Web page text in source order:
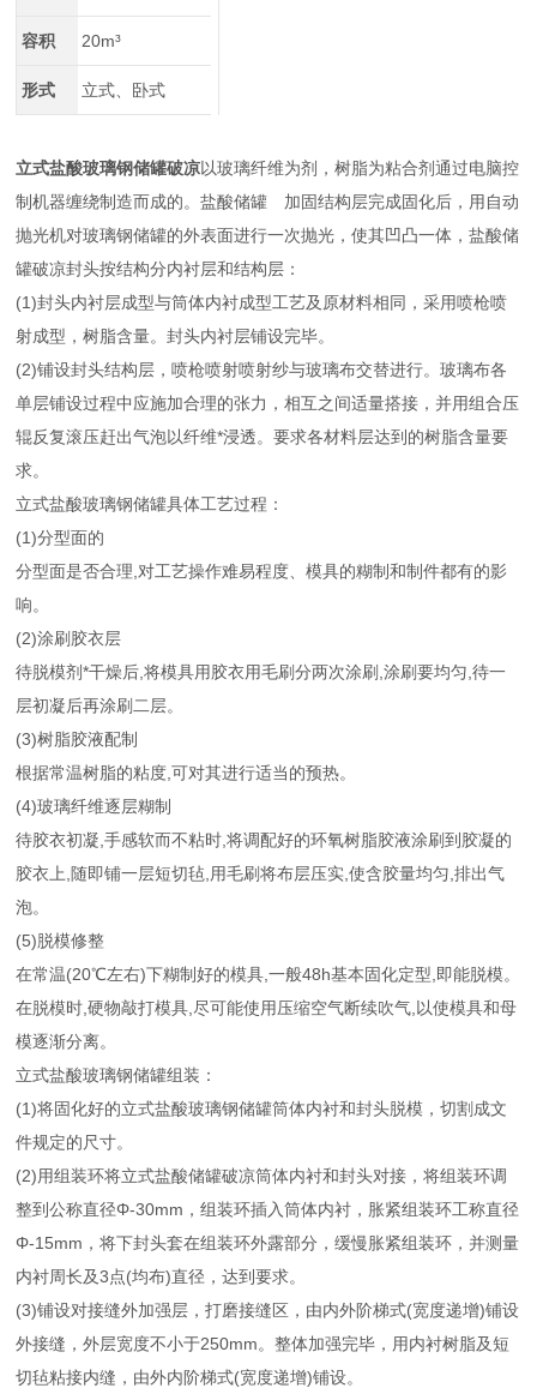
容积 20m³
形式 立式、卧式
立式盐酸玻璃钢储罐破凉以玻璃纤维为剂，树脂为粘合剂通过电脑控
制机器缠绕制造而成的。盐酸储罐 加固结构层完成固化后，用自动
抛光机对玻璃钢储罐的外表面进行一次抛光，使其凹凸一体，盐酸储
罐破凉封头按结构分内衬层和结构层：
(1)封头内衬层成型与筒体内衬成型工艺及原材料相同，采用喷枪喷
射成型，树脂含量。封头内衬层铺设完毕。
(2)铺设封头结构层，喷枪喷射喷射纱与玻璃布交替进行。玻璃布各
单层铺设过程中应施加合理的张力，相互之间适量搭接，并用组合压
辊反复滚压赶出气泡以纤维*浸透。要求各材料层达到的树脂含量要
求。
立式盐酸玻璃钢储罐具体工艺过程：
(1)分型面的
分型面是否合理,对工艺操作难易程度、模具的糊制和制件都有的影
响。
(2)涂刷胶衣层
待脱模剂*干燥后,将模具用胶衣用毛刷分两次涂刷,涂刷要均匀,待一
层初凝后再涂刷二层。
(3)树脂胶液配制
根据常温树脂的粘度,可对其进行适当的预热。
(4)玻璃纤维逐层糊制
待胶衣初凝,手感软而不粘时,将调配好的环氧树脂胶液涂刷到胶凝的
胶衣上,随即铺一层短切毡,用毛刷将布层压实,使含胶量均匀,排出气
泡。
(5)脱模修整
在常温(20℃左右)下糊制好的模具,一般48h基本固化定型,即能脱模。
在脱模时,硬物敲打模具,尽可能使用压缩空气断续吹气,以使模具和母
模逐渐分离。
立式盐酸玻璃钢储罐组装：
(1)将固化好的立式盐酸玻璃钢储罐筒体内衬和封头脱模，切割成文
件规定的尺寸。
(2)用组装环将立式盐酸储罐破凉筒体内衬和封头对接，将组装环调
整到公称直径Φ-30mm，组装环插入筒体内衬，胀紧组装环工称直径
Φ-15mm，将下封头套在组装环外露部分，缓慢胀紧组装环，并测量
内衬周长及3点(均布)直径，达到要求。
(3)铺设对接缝外加强层，打磨接缝区，由内外阶梯式(宽度递增)铺设
外接缝，外层宽度不小于250mm。整体加强完毕，用内衬树脂及短
切毡粘接内缝，由外内阶梯式(宽度递增)铺设。